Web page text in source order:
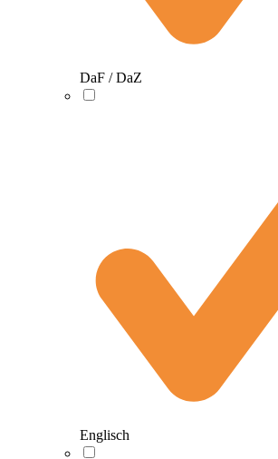
DaF / DaZ
Englisch